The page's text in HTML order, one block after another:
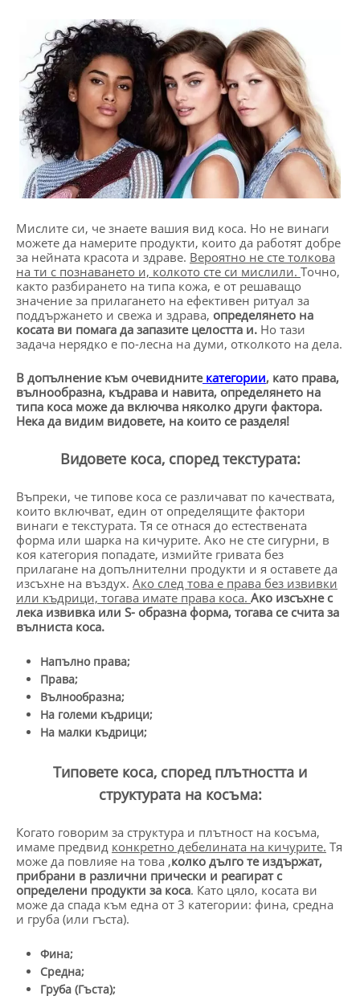
Мислите си, че знаете вашия вид коса. Но не винаги
можете да намерите продукти, които да работят добре
за нейната красота и здраве. Вероятно не сте толкова
на ти с познаването и, колкото сте си мислили. Точно,
както разбирането на типа кожа, е от решаващо
значение за прилагането на ефективен ритуал за
поддържането и свежа и здрава, определянето на
косата ви помага да запазите целостта и. Но тази
задача нерядко е по-лесна на думи, отколкото на дела.
В допълнение към очевиднитекатегории, като права,
вълнообразна, къдрава и навита, определянето на
типа коса може да включва няколко други фактора.
Нека да видим видовете, на които се разделя!
Видовете коса, според текстурата:
Въпреки, че типове коса се различават по качествата,
които включват, един от определящите фактори
винаги е текстурата. Тя се отнася до естествената
форма или шарка на кичурите. Ако не сте сигурни, в
коя категория попадате, измийте гривата без
прилагане на допълнителни продукти и я оставете да
изсъхне на въздух. Ако след това е права без извивки
или къдрици, тогава имате права коса. Ако изсъхне с
лека извивка или S- образна форма, тогава се счита за
вълниста коса.
Напълно права;
Права;
Вълнообразна;
На големи къдрици;
На малки къдрици;
Типовете коса, според плътността и
структурата на косъма:
Когато говорим за структура и плътност на косъма,
имаме предвид конкретно дебелината на кичурите. Тя
може да повлияе на това ,колко дълго те издържат,
прибрани в различни прически и реагират с
определени продукти за коса. Като цяло, косата ви
може да спада към една от 3 категории: фина, средна
и груба (или гъста).
Фина;
Средна;
Груба (Гъста);